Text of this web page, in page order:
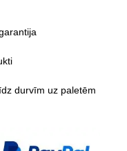
durvīm uz paletēm